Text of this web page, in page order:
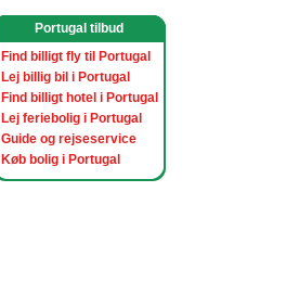
Portugal tilbud
Find billigt fly til Portugal
Lej billig bil i Portugal
Find billigt hotel i Portugal
Lej feriebolig i Portugal
Guide og rejseservice
Køb bolig i Portugal